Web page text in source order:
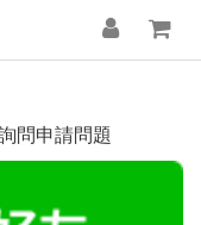
問申請問題